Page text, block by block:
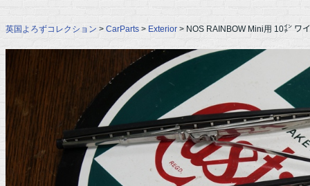
英国よろずコレクション > CarParts > Exterior > NOS RAINBOW Mini用 10㌅ ワ